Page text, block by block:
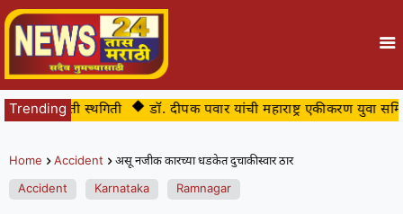
Trendingस्थगिती डॉ. दीपक पवार यांची महाराष्ट्र एकीकरण युवा समिती
Home Accident
असू नजीक कारच्या धडकेत दुचाकीस्वार ठार
Accident
Karnataka Ramnagar